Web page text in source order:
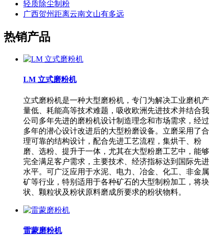
轻质除尘制粉
广西贺州距离云南文山有多远
热销产品
LM 立式磨粉机
立式磨粉机是一种大型磨粉机，专门为解决工业磨机产
量低、耗能高等技术难题，吸收欧洲先进技术并结合我
公司多年先进的磨粉机设计制造理念和市场需求，经过
多年的潜心设计改进后的大型粉磨设备。立磨采用了合
理可靠的结构设计，配合先进工艺流程，集烘干、粉
磨、选粉、提升于一体，尤其在大型粉磨工艺中，能够
完全满足客户需求，主要技术、经济指标达到国际先进
水平。可广泛应用于水泥、电力、冶金、化工、非金属
矿等行业，特别适用于各种矿石的大型制粉加工，将块
状、颗粒状及粉状原料磨成所要求的粉状物料。
雷蒙磨粉机